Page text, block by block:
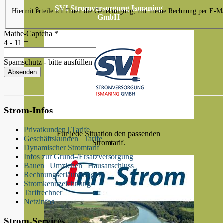
SVI Stromversorgung Ismaning
GmbH
Für jede Situation den passenden
Stromtarif.
Hiermit erteile ich Ihnen die Genehmigung, mir meine Rechnung per E-
Mathe-Captcha *
4 - 11 =
Spamschutz - bitte ausfüllen
Absenden
Strom-Infos
Privatkunden | Tarife
Geschäftskunden | Tarife
Dynamischer Stromtarif
Infos zur Grund-/Ersatzversorgung
Bauen | Umziehen | Hausanschluss
Rechnungserläuterungen
Stromkennzeichnung
Tarifrechner
Netzinfos
Strom-Services